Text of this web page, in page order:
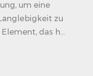
um eine
zu
das h...